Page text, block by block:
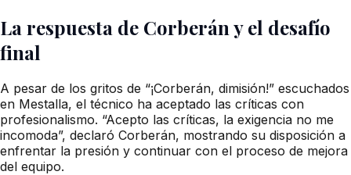
La respuesta de Corberán y el desafío
final
A pesar de los gritos de “¡Corberán, dimisión!” escuchados
en Mestalla, el técnico ha aceptado las críticas con
profesionalismo. “Acepto las críticas, la exigencia no me
incomoda”, declaró Corberán, mostrando su disposición a
enfrentar la presión y continuar con el proceso de mejora
del equipo.